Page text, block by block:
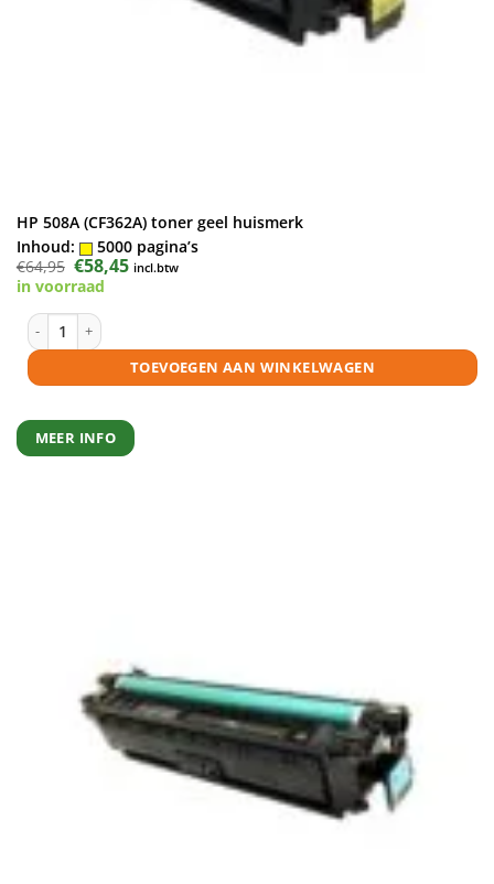
HP 508A (CF362A) toner geel huismerk
Inhoud:
5000 pagina’s
€64,95 Oorspronkelijke
prijs
was:
€58,45Huidige
prijs
incl.btw
in voorraad
HP 508A (CF362A) toner geel huismerk aantal
TOEVOEGEN AAN WINKELWAGEN
MEER INFO